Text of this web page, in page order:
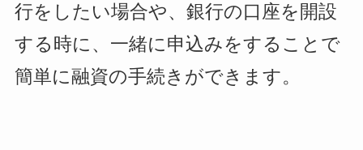
行をしたい場合や、銀行の口座を開設
する時に、一緒に申込みをすることで
簡単に融資の手続きができます。